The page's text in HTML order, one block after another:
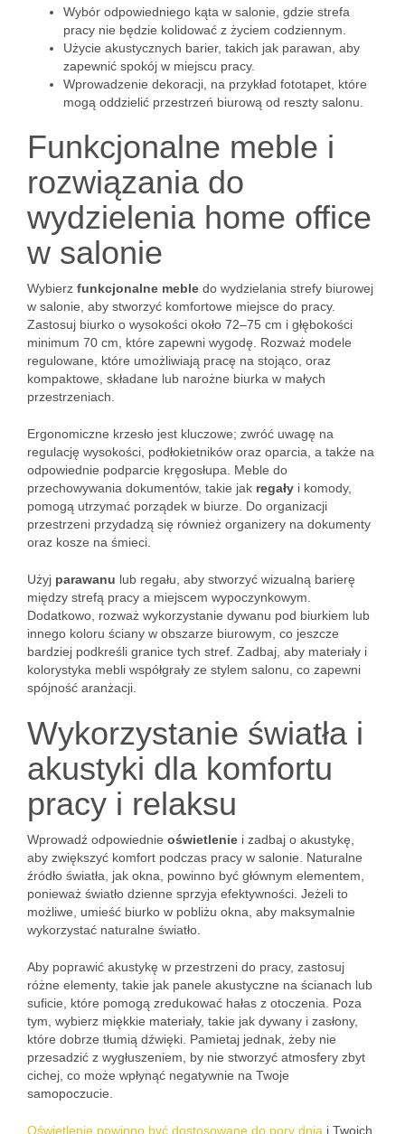
Wybór odpowiedniego kąta w salonie, gdzie strefa
pracy nie będzie kolidować z życiem codziennym.
Użycie akustycznych barier, takich jak parawan, aby
zapewnić spokój w miejscu pracy.
Wprowadzenie dekoracji, na przykład fototapet, które
mogą oddzielić przestrzeń biurową od reszty salonu.
Funkcjonalne meble i
rozwiązania do
wydzielenia home office
w salonie
Wybierz funkcjonalne meble do wydzielania strefy biurowej
w salonie, aby stworzyć komfortowe miejsce do pracy.
Zastosuj biurko o wysokości około 72–75 cm i głębokości
minimum 70 cm, które zapewni wygodę. Rozważ modele
regulowane, które umożliwiają pracę na stojąco, oraz
kompaktowe, składane lub narożne biurka w małych
przestrzeniach.
Ergonomiczne krzesło jest kluczowe; zwróć uwagę na
regulację wysokości, podłokietników oraz oparcia, a także na
odpowiednie podparcie kręgosłupa. Meble do
przechowywania dokumentów, takie jak regały i komody,
pomogą utrzymać porządek w biurze. Do organizacji
przestrzeni przydadzą się również organizery na dokumenty
oraz kosze na śmieci.
Użyj parawanu lub regału, aby stworzyć wizualną barierę
między strefą pracy a miejscem wypoczynkowym.
Dodatkowo, rozważ wykorzystanie dywanu pod biurkiem lub
innego koloru ściany w obszarze biurowym, co jeszcze
bardziej podkreśli granice tych stref. Zadbaj, aby materiały i
kolorystyka mebli współgrały ze stylem salonu, co zapewni
spójność aranżacji.
Wykorzystanie światła i
akustyki dla komfortu
pracy i relaksu
Wprowadź odpowiednie oświetlenie i zadbaj o akustykę,
aby zwiększyć komfort podczas pracy w salonie. Naturalne
źródło światła, jak okna, powinno być głównym elementem,
ponieważ światło dzienne sprzyja efektywności. Jeżeli to
możliwe, umieść biurko w pobliżu okna, aby maksymalnie
wykorzystać naturalne światło.
Aby poprawić akustykę w przestrzeni do pracy, zastosuj
różne elementy, takie jak panele akustyczne na ścianach lub
suficie, które pomogą zredukować hałas z otoczenia. Poza
tym, wybierz miękkie materiały, takie jak dywany i zasłony,
które dobrze tłumią dźwięki. Pamietaj jednak, żeby nie
przesadzić z wygłuszeniem, by nie stworzyć atmosfery zbyt
cichej, co może wpłynąć negatywnie na Twoje
samopoczucie.
Oświetlenie powinno być dostosowane do pory dnia i Twoich